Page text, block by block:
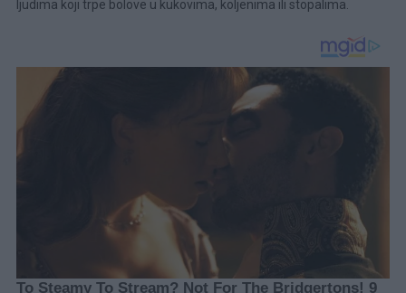
ljudima koji trpe bolove u kukovima, koljenima ili stopalima.